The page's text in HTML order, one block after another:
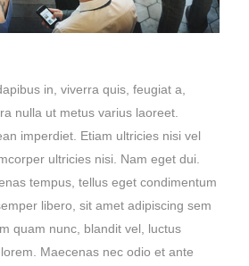
in, viverra quis, feugiat a,
nulla ut metus varius laoreet.
imperdiet. Etiam ultricies nisi vel
ultricies nisi. Nam eget dui.
tempus, tellus eget condimentum
libero, sit amet adipiscing sem
quam nunc, blandit vel, luctus
Maecenas nec odio et ante